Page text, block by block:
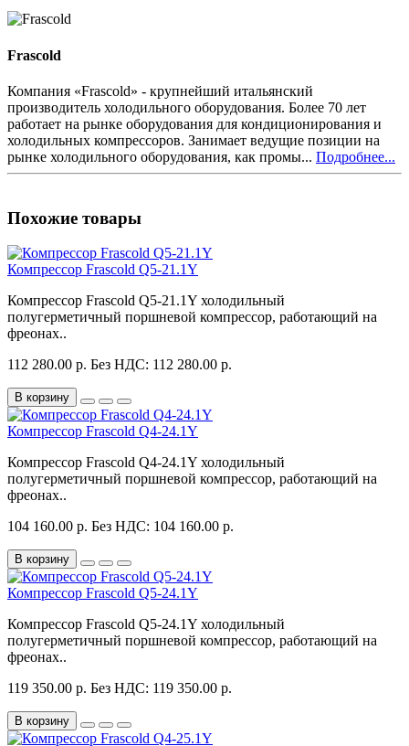
Frascold
Компания «Frascold» - крупнейший итальянский
производитель холодильного оборудования. Более 70 лет
работает на рынке оборудования для кондиционирования и
холодильных компрессоров. Занимает ведущие позиции на
рынке холодильного оборудования, как промы... Подробнее...
Похожие товары
Компрессор Frascold Q5-21.1Y
Компрессор Frascold Q5-21.1Y холодильный
полугерметичный поршневой компрессор, работающий на
фреонах..
112 280.00 р. Без НДС: 112 280.00 р.
В корзину
Компрессор Frascold Q4-24.1Y
Компрессор Frascold Q4-24.1Y холодильный
полугерметичный поршневой компрессор, работающий на
фреонах..
104 160.00 р. Без НДС: 104 160.00 р.
В корзину
Компрессор Frascold Q5-24.1Y
Компрессор Frascold Q5-24.1Y холодильный
полугерметичный поршневой компрессор, работающий на
фреонах..
119 350.00 р. Без НДС: 119 350.00 р.
В корзину